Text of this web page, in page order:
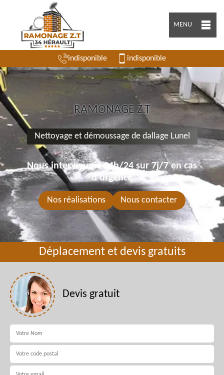
MENU
indisponible indisponible
RAMONAGE Z.T
Nettoyage et démoussage de dallage Lunel
Nous intervenons 24h/24 sur 7j/7 en cas
d'urgence
Nos réalisations Nous contacter
Déplacement et devis gratuits
Devis gratuit